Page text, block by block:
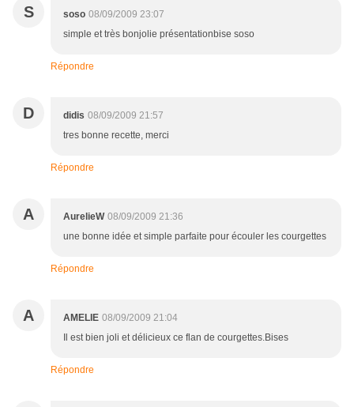
S soso 08/09/2009 23:07
simple et très bonjolie présentationbise soso
Répondre
D didis 08/09/2009 21:57
tres bonne recette, merci
Répondre
A AurelieW 08/09/2009 21:36
une bonne idée et simple parfaite pour écouler les courgettes
Répondre
A AMELIE 08/09/2009 21:04
Il est bien joli et délicieux ce flan de courgettes.Bises
Répondre